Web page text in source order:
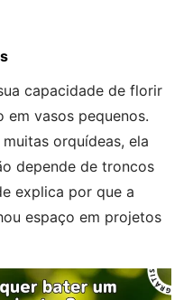
capacidade de florir
em vasos pequenos.
orquídeas, ela
depende de troncos
explica por que a
espaço em projetos